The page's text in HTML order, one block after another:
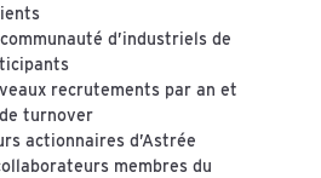
d’industriels de
recrutements par an et
turnover
actionnaires d’Astrée
membres du